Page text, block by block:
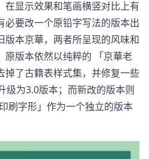
在显示效果和笔画横竖对比上有
必要改一个原铅字写法的版本出
版本京華，两者所呈现的风味和
原版本依然以纯粹的 「京華老
掉了古籍表样式集，并修复一些
级为3.0版本；而新改的版本则
刷字形」作为一个独立的版本